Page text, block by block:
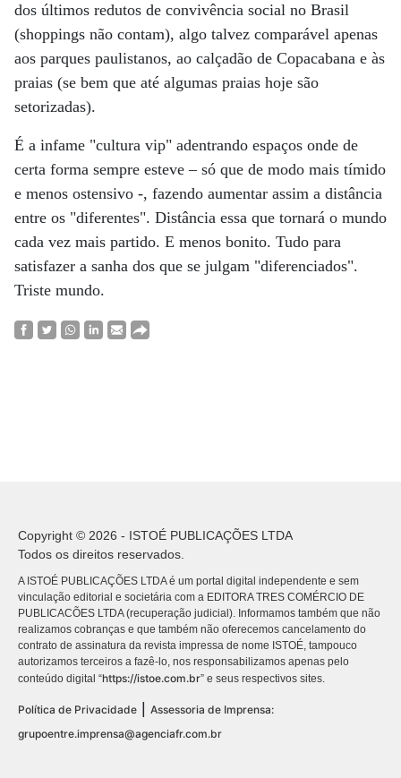
dos últimos redutos de convivência social no Brasil
(shoppings não contam), algo talvez comparável apenas
aos parques paulistanos, ao calçadão de Copacabana e às
praias (se bem que até algumas praias hoje são
setorizadas).
É a infame "cultura vip" adentrando espaços onde de
certa forma sempre esteve – só que de modo mais tímido
e menos ostensivo -, fazendo aumentar assim a distância
entre os "diferentes". Distância essa que tornará o mundo
cada vez mais partido. E menos bonito. Tudo para
satisfazer a sanha dos que se julgam "diferenciados".
Triste mundo.
Copyright © 2026 - ISTOÉ PUBLICAÇÕES LTDA
Todos os direitos reservados.
A ISTOÉ PUBLICAÇÕES LTDA é um portal digital independente e sem
vinculação editorial e societária com a EDITORA TRES COMÉRCIO DE
PUBLICACÕES LTDA (recuperação judicial). Informamos também que não
realizamos cobranças e que também não oferecemos cancelamento do
contrato de assinatura da revista impressa de nome ISTOÉ, tampouco
autorizamos terceiros a fazê-lo, nos responsabilizamos apenas pelo
conteúdo digital “https://istoe.com.br” e seus respectivos sites.
Política de Privacidade
Assessoria de Imprensa:
grupoentre.imprensa@agenciafr.com.br